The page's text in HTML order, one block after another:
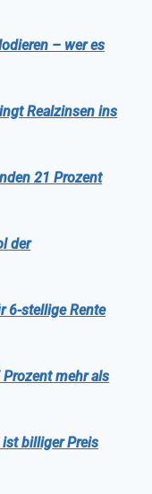
– wer es
Realzinsen ins
21 Prozent
der
6-stellige Rente
mehr als
ist billiger Preis